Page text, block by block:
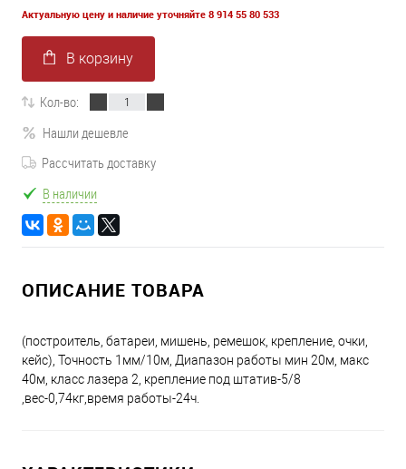
Актуальную цену и наличие уточняйте 8 914 55 80 533
В корзину
Кол-во:
Нашли дешевле
Рассчитать доставку
В наличии
ОПИСАНИЕ ТОВАРА
(построитель, батареи, мишень, ремешок, крепление, очки,
кейс), Точность 1мм/10м, Диапазон работы мин 20м, макс
40м, класс лазера 2, крепление под штатив-5/8
,вес-0,74кг,время работы-24ч.